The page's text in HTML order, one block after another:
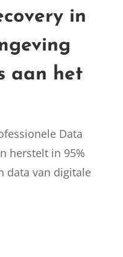
in
aan het
Data
herstelt in 95%
data van digitale